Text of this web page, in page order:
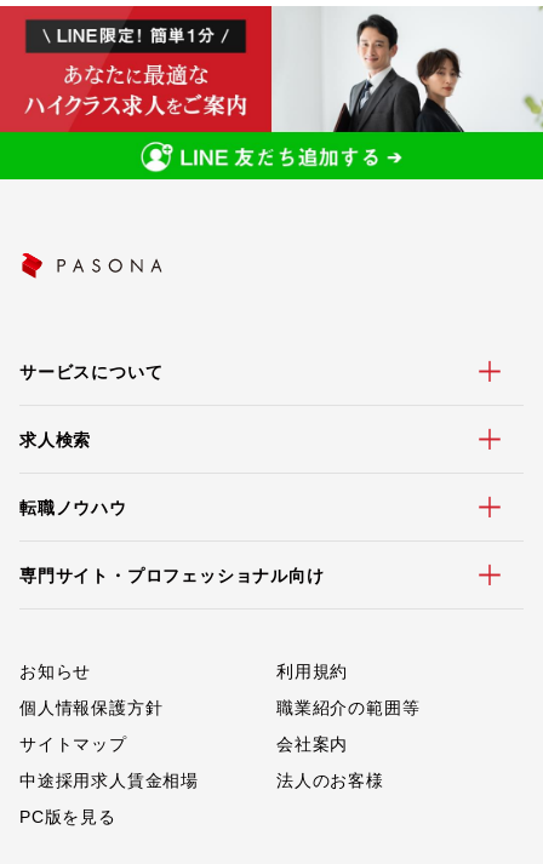
サービスについて
求人検索
転職ノウハウ
専門サイト・プロフェッショナル向け
お知らせ
利用規約
個人情報保護方針
職業紹介の範囲等
サイトマップ
会社案内
中途採用求人賃金相場
法人のお客様
PC版を見る